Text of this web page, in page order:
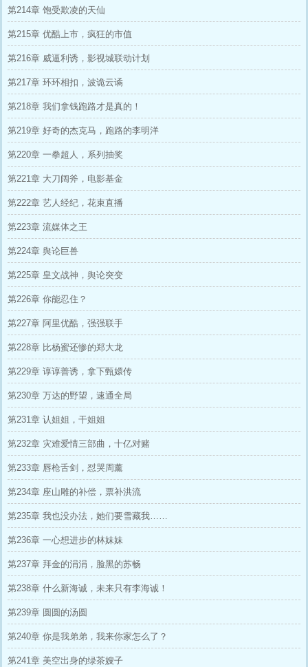
第214章 饱受欺凌的天仙
第215章 优酷上市，疯狂的市值
第216章 威逼利诱，影视城联动计划
第217章 环环相扣，波诡云谲
第218章 我们拿钱跑路才是真的！
第219章 好奇的杰克马，跑路的李明洋
第220章 一拳超人，系列抽奖
第221章 大刀阔斧，电影基金
第222章 艺人经纪，花束直播
第223章 流媒体之王
第224章 舆论巨兽
第225章 皇文战神，舆论突变
第226章 你能忍住？
第227章 阿里优酷，强强联手
第228章 比杨蜜还惨的郑大龙
第229章 谆谆善诱，拿下甄嬛传
第230章 万达的野望，速通全局
第231章 认姐姐，干姐姐
第232章 灾难爱情三部曲，十亿对赌
第233章 唇枪舌剑，怼哭周薰
第234章 座山雕的补偿，票补洪流
第235章 我也没办法，她们要雪藏我……
第236章 一心想进步的林妹妹
第237章 拜金的涓涓，脸黑的苏畅
第238章 什么新海诚，未来只有李海诚！
第239章 圆圆的汤圆
第240章 你是我弟弟，我来你家怎么了？
第241章 美空出身的绿茶嫂子